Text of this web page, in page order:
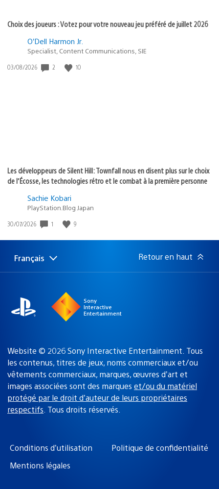
Choix des joueurs : Votez pour votre nouveau jeu préféré de juillet 2026
O’Dell Harmon Jr.
Specialist, Content Communications, SIE
Date
03/08/2026 2 10
Les développeurs de Silent Hill: Townfall nous en disent plus sur le choix
de l’Écosse, les technologies rétro et le combat à la première personne
Sachie Kobari
PlayStation.Blog Japan
Date
publication
30/07/2026 1 9
Choisir
une
Région
actuelle
Français Retour en haut
Sony
Interactive
Entertainment
Website © 2026 Sony Interactive Entertainment. Tous
les contenus, titres de jeux, noms commerciaux et/ou
vêtements commerciaux, marques, œuvres d’art et
images associées sont des marques et/ou du matériel
protégé par le droit d’auteur de leurs propriétaires
respectifs. Tous droits réservés.
Conditions d’utilisation
Politique de confidentialité
Mentions légales